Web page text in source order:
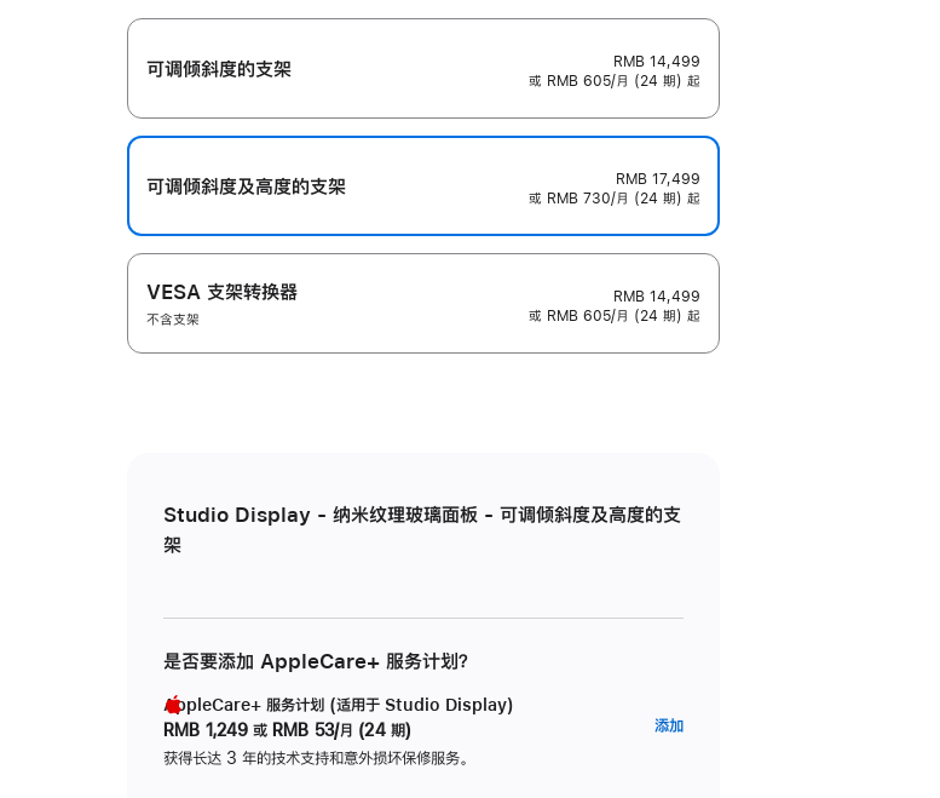
开
可调倾斜度的支架
RMB 14,499
或 RMB 605/月 (24 期) 起
可调倾斜度及高‍度的支‍架
RMB 17,499
或 RMB 730/月 (24 期) 起
VESA 支架转换器
不含支架
RMB 14,499
或 RMB 605/月 (24 期) 起
Studio Display - 纳米纹理玻璃面板 - 可调倾斜度及高度的支
架
是否要添加 AppleCare+ 服务计划？
AppleCare+ 服务计划 (适用于 Studio Display)
RMB 1,249 或 RMB 53/月 (24 期)
获得长达 3 年的技术支持和意外损坏保修服务。
添加